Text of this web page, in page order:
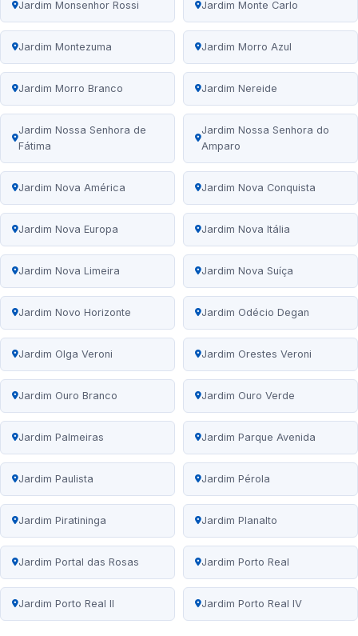
Jardim Monsenhor Rossi Jardim Monte Carlo
Jardim Montezuma Jardim Morro Azul
Jardim Morro Branco Jardim Nereide
Jardim Nossa Senhora de
Fátima
Jardim Nossa Senhora do
Amparo
Jardim Nova América Jardim Nova Conquista
Jardim Nova Europa Jardim Nova Itália
Jardim Nova Limeira Jardim Nova Suíça
Jardim Novo Horizonte Jardim Odécio Degan
Jardim Olga Veroni Jardim Orestes Veroni
Jardim Ouro Branco Jardim Ouro Verde
Jardim Palmeiras Jardim Parque Avenida
Jardim Paulista Jardim Pérola
Jardim Piratininga Jardim Planalto
Jardim Portal das Rosas Jardim Porto Real
Jardim Porto Real II Jardim Porto Real IV